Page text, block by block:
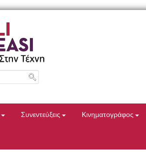
Συνεντεύξεις Κινηματογράφος